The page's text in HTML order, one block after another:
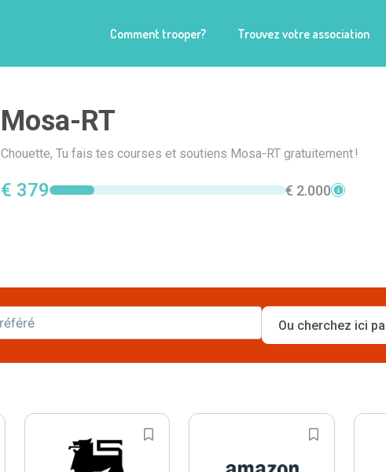
Comment trooper? Trouvez votre association
Mosa-RT
Chouette, Tu fais tes courses et soutiens Mosa-RT gratuitement !
€ 379 € 2.000